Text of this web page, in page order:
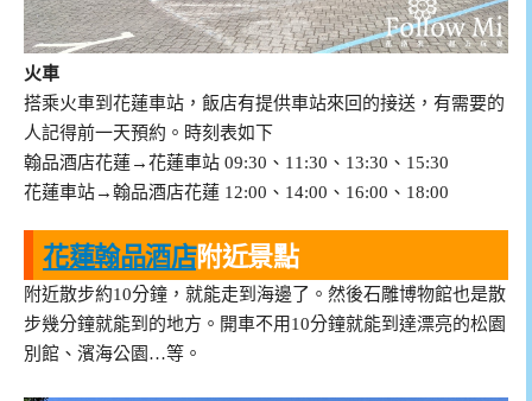
火車
搭乘火車到花蓮車站，飯店有提供車站來回的接送，有需要的
人記得前一天預約。時刻表如下
翰品酒店花蓮→花蓮車站 09:30、11:30、13:30、15:30
花蓮車站→翰品酒店花蓮 12:00、14:00、16:00、18:00
花蓮翰品酒店附近景點
附近散步約10分鐘，就能走到海邊了。然後石雕博物館也是散
步幾分鐘就能到的地方。開車不用10分鐘就能到達漂亮的松園
別館、濱海公園…等。